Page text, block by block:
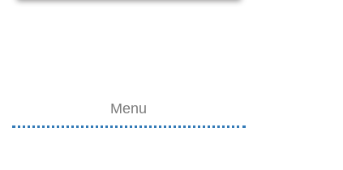
Menu